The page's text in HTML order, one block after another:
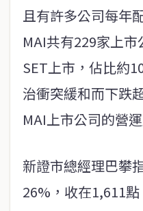
且有許多公司每年
MAI共有229家上
SET上市，佔比約
治衝突緩和而下跌
MAI上市公司的營
新證市總經理巴攀
26%，收在1,611